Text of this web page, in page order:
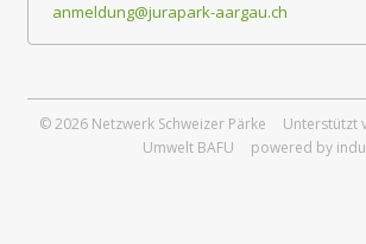
anmeldung@jurapark-aargau.ch
© 2026 Netzwerk Schweizer Pärke
Unterstützt
Umwelt BAFU
powered by